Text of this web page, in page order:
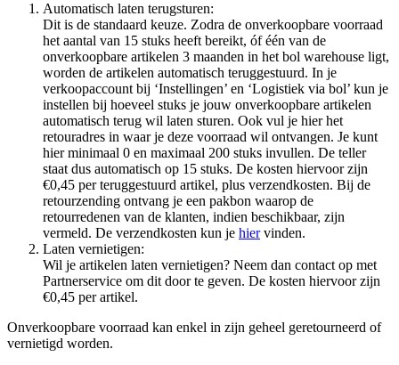
Automatisch laten terugsturen:
Dit is de standaard keuze. Zodra de onverkoopbare voorraad
het aantal van 15 stuks heeft bereikt, óf één van de
onverkoopbare artikelen 3 maanden in het bol warehouse ligt,
worden de artikelen automatisch teruggestuurd. In je
verkoopaccount bij ‘Instellingen’ en ‘Logistiek via bol’ kun je
instellen bij hoeveel stuks je jouw onverkoopbare artikelen
automatisch terug wil laten sturen. Ook vul je hier het
retouradres in waar je deze voorraad wil ontvangen. Je kunt
hier minimaal 0 en maximaal 200 stuks invullen. De teller
staat dus automatisch op 15 stuks. De kosten hiervoor zijn
€0,45 per teruggestuurd artikel, plus verzendkosten. Bij de
retourzending ontvang je een pakbon waarop de
retourredenen van de klanten, indien beschikbaar, zijn
vermeld. De verzendkosten kun je hiervinden.
Laten vernietigen:
Wil je artikelen laten vernietigen? Neem dan contact op met
Partnerservice om dit door te geven. De kosten hiervoor zijn
€0,45 per artikel.
Onverkoopbare voorraad kan enkel in zijn geheel geretourneerd of
vernietigd worden.